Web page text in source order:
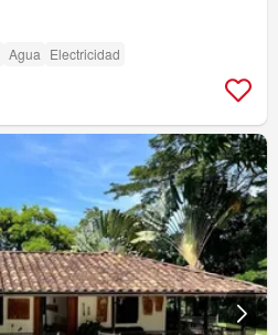
Agua Electricidad